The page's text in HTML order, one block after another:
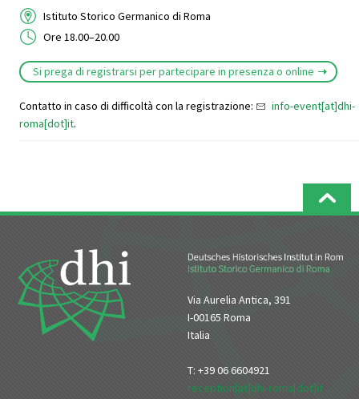
Istituto Storico Germanico di Roma
Ore 18.00–20.00
Si prega di registrarsi per partecipare in presenza o online
Contatto in caso di difficoltà con la registrazione:
info-event[at]dhi-
roma[dot]it.
Via Aurelia Antica, 391
I-00165 Roma
Italia
T: +39 06 6604921
reception[at]dhi-roma[dot]it